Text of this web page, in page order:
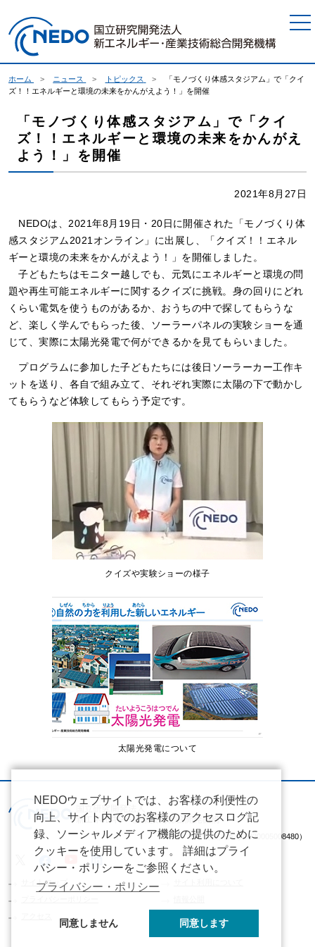
ホーム ニュース トピックス
「モノづくり体感スタジアム」で「クイ
ズ！！エネルギーと環境の未来をかんがえよう！」を開催
「モノづくり体感スタジアム」で「クイ
ズ！！エネルギーと環境の未来をかんがえ
よう！」を開催
2021年8月27日
NEDOは、2021年8月19日・20日に開催された「モノづくり体
感スタジアム2021オンライン」に出展し、「クイズ！！エネル
ギーと環境の未来をかんがえよう！」を開催しました。
子どもたちはモニター越しでも、元気にエネルギーと環境の問
題や再生可能エネルギーに関するクイズに挑戦。身の回りにどれ
くらい電気を使うものがあるか、おうちの中で探してもらうな
ど、楽しく学んでもらった後、ソーラーパネルの実験ショーを通
じて、実際に太陽光発電で何ができるかを見てもらいました。
プログラムに参加した子どもたちには後日ソーラーカー工作キ
ットを送り、各自で組み立て、それぞれ実際に太陽の下で動かし
てもらうなど体験してもらう予定です。
クイズや実験ショーの様子
太陽光発電について
（法人番号 2020005008480）
サイトマップ
NEDOウェブサイトでは、お客様の利便性の
向上、サイト内でのお客様のアクセスログ記
録、ソーシャルメディア機能の提供のために
クッキーを使用しています。 詳細はプライ
バシー・ポリシーをご参照ください。
プライバシー・ポリシー
同意しません 同意します